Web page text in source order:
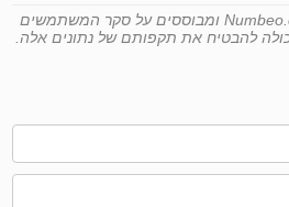
הנתונים מסופקים על ידי Numbeo.com ומבוססים על סקר המשתמשים